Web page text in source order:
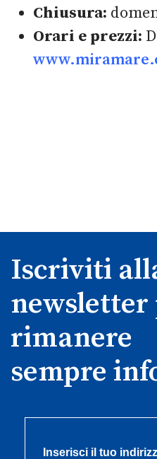
Chiusura:
Orari e prezzi:
Iscriviti
newsletter
rimanere
sempre